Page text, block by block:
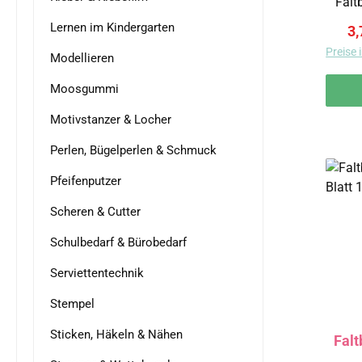
Lernen im Kindergarten
Modellieren
Moosgummi
Motivstanzer & Locher
Perlen, Bügelperlen & Schmuck
Pfeifenputzer
Scheren & Cutter
Schulbedarf & Bürobedarf
Serviettentechnik
Stempel
Sticken, Häkeln & Nähen
Preise